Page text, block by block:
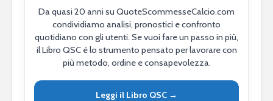
Da quasi 20 anni su QuoteScommesseCalcio.com
condividiamo analisi, pronostici e confronto
quotidiano con gli utenti. Se vuoi fare un passo in più,
il Libro QSC è lo strumento pensato per lavorare con
più metodo, ordine e consapevolezza.
Leggi il Libro QSC →